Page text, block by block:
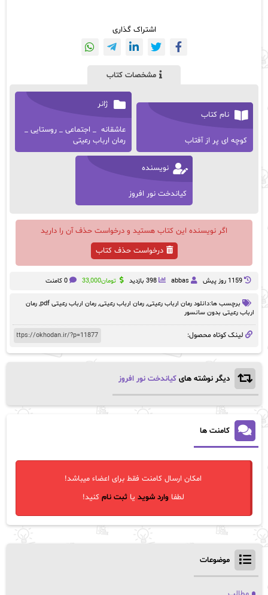
اشتراک گذاری
مشخصات کتاب
نام کتاب
کوچه ای پر از آفتاب
ژانر
عاشقانه _ اجتماعی _ روستایی _
رمان ارباب رعیتی
نویسنده
کیاندخت نور افروز
اگر نویسنده این کتاب هستید و درخواست حذف آن را دارید
درخواست حذف کتاب
1159 روز پيش abbas 398 بازدید تومان33,000 0 کامنت
برچسب ها:دانلود رمان ارباب رعیتی, رمان ارباب رعیتی, رمان ارباب رعیتی pdf , رمان
ارباب رعیتی بدون سانسور
لینک کوتاه محصول:
دیگر نوشته های کیاندخت نور افروز
کامنت ها
امکان ارسال کامنت فقط برای اعضاء میباشد!
لطفاوارد شوید یاثبت نام کنید!
موضوعات